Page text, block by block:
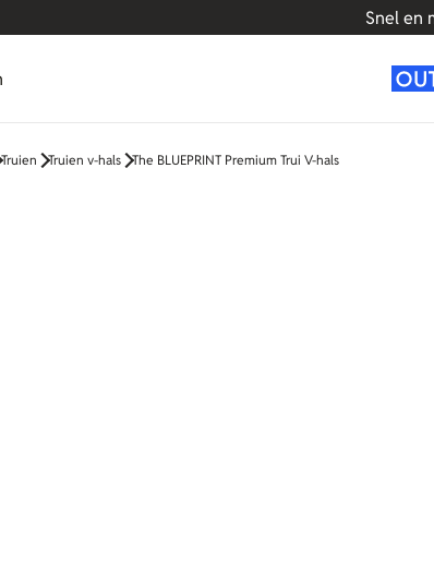
Truien Truien v-hals The BLUEPRINT Premium Trui V-hals